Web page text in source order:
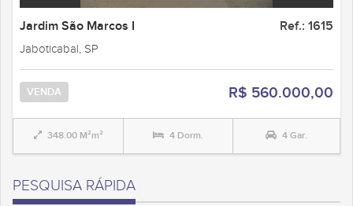
Jardim São Marcos I Ref.: 1615
Jaboticabal, SP
VENDA R$ 560.000,00
348.00 M²m² 4 Dorm. 4 Gar.
PESQUISA RÁPIDA